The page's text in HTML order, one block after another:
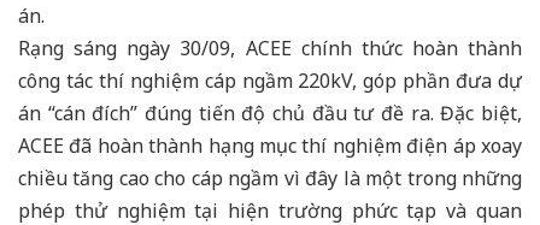
án.
Rạng sáng ngày 30/09, ACEE chính thức hoàn thành
công tác thí nghiệm cáp ngầm 220kV, góp phần đưa dự
án “cán đích” đúng tiến độ chủ đầu tư đề ra. Đặc biệt,
ACEE đã hoàn thành hạng mục thí nghiệm điện áp xoay
chiều tăng cao cho cáp ngầm vì đây là một trong những
phép thử nghiệm tại hiện trường phức tạp và quan